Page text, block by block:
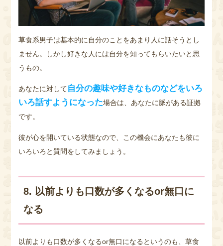
草食系男子は基本的に自分のことをあまり人に話そうとし
ません。しかし好きな人には自分を知ってもらいたいと思
うもの。
あなたに対して自分の趣味や好きなものなどをいろ
いろ話すようになった場合は、あなたに脈がある証拠
です。
彼が心を開いている状態なので、この機会にあなたも彼に
いろいろと質問をしてみましょう。
8. 以前よりも口数が多くなるor無口に
なる
以前よりも口数が多くなるor無口になるというのも、草食